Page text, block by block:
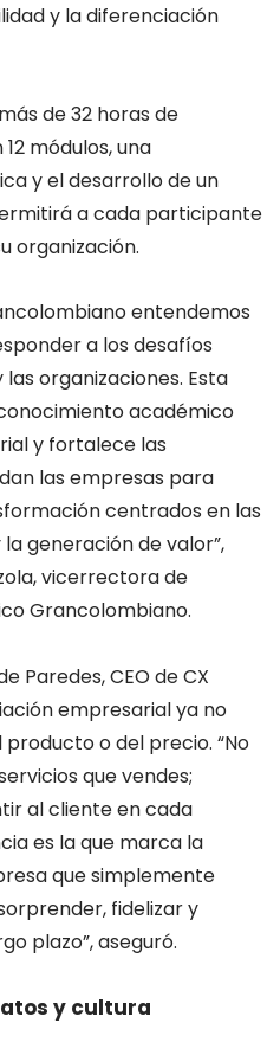
y la diferenciación
de 32 horas de
módulos, una
y el desarrollo de un
a cada participante
organización.
entendemos
a los desafíos
organizaciones. Esta
académico
y fortalece las
las empresas para
centrados en las
generación de valor”,
vicerrectora de
Grancolombiano.
Paredes, CEO de CX
empresarial ya no
o del precio. “No
que vendes;
al cliente en cada
es la que marca la
que simplemente
fidelizar y
plazo”, aseguró.
y cultura